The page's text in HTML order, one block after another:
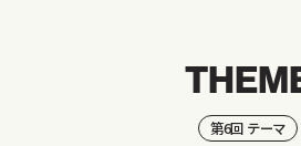
第6回 テーマ